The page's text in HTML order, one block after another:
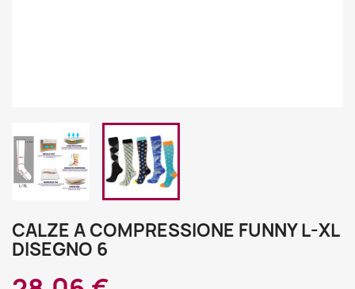
CALZE A COMPRESSIONE FUNNY L-XL
DISEGNO 6